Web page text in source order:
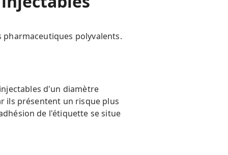
pharmaceutiques polyvalents.
d'un diamètre
ils présentent un risque plus
de l'étiquette se situe